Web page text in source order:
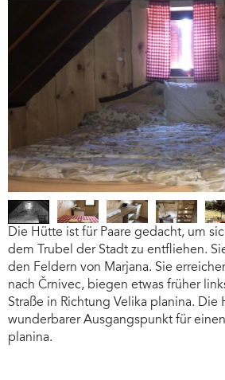
PREVIOUS
PREVIOUS
Die Hütte ist für Paare gedacht, um
dem Trubel der Stadt zu entfliehen.
den Feldern von Marjana. Sie
nach Črnivec, biegen etwas früher
Straße in Richtung Velika planina. Die
wunderbarer Ausgangspunkt für
planina.